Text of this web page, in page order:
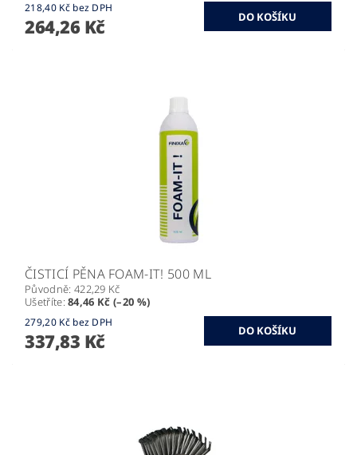
218,40 Kč bez DPH
264,26 Kč
ČISTICÍ PĚNA FOAM-IT! 500 ML
Původně: 422,29 Kč
Ušetříte:84,46 Kč (–20 %)
279,20 Kč bez DPH
337,83 Kč